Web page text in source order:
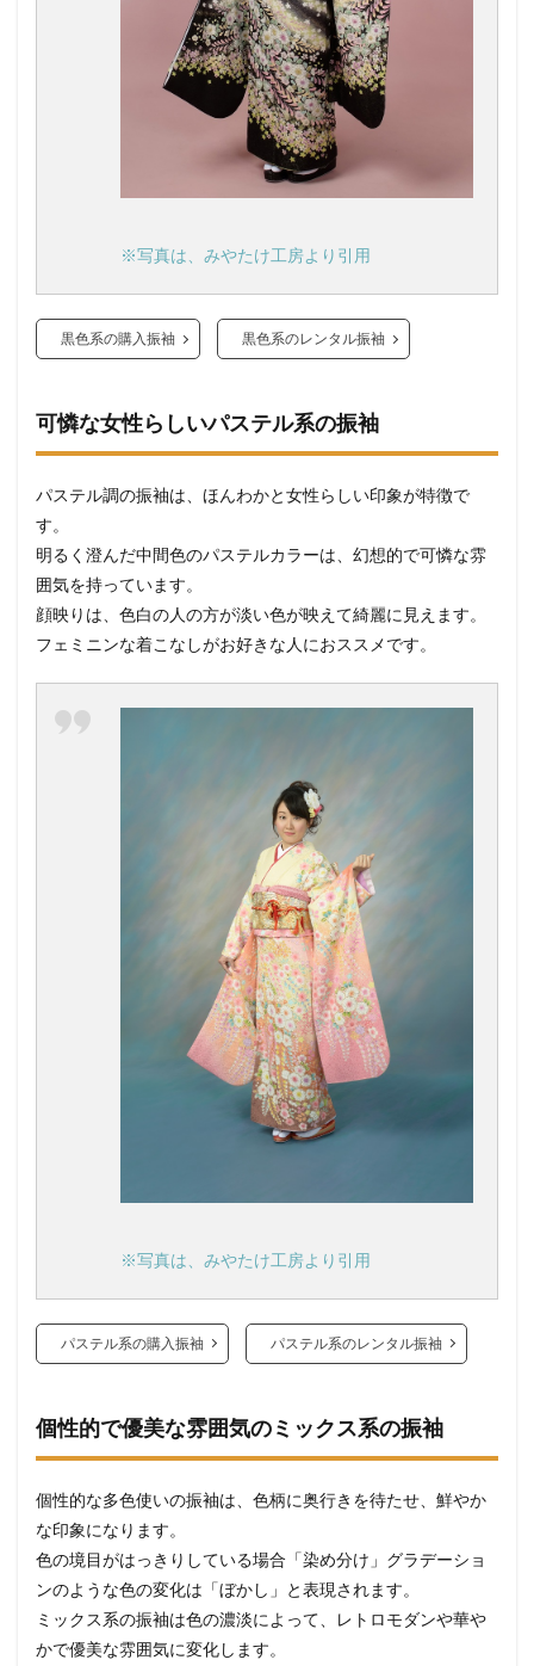
※写真は、みやたけ工房より引用
黒色系の購入振袖 黒色系のレンタル振袖
可憐な女性らしいパステル系の振袖
パステル調の振袖は、ほんわかと女性らしい印象が特徴で
す。
明るく澄んだ中間色のパステルカラーは、幻想的で可憐な雰
囲気を持っています。
顔映りは、色白の人の方が淡い色が映えて綺麗に見えます。
フェミニンな着こなしがお好きな人におススメです。
※写真は、みやたけ工房より引用
パステル系の購入振袖 パステル系のレンタル振袖
個性的で優美な雰囲気のミックス系の振袖
個性的な多色使いの振袖は、色柄に奥行きを待たせ、鮮やか
な印象になります。
色の境目がはっきりしている場合「染め分け」グラデーショ
ンのような色の変化は「ぼかし」と表現されます。
ミックス系の振袖は色の濃淡によって、レトロモダンや華や
かで優美な雰囲気に変化します。